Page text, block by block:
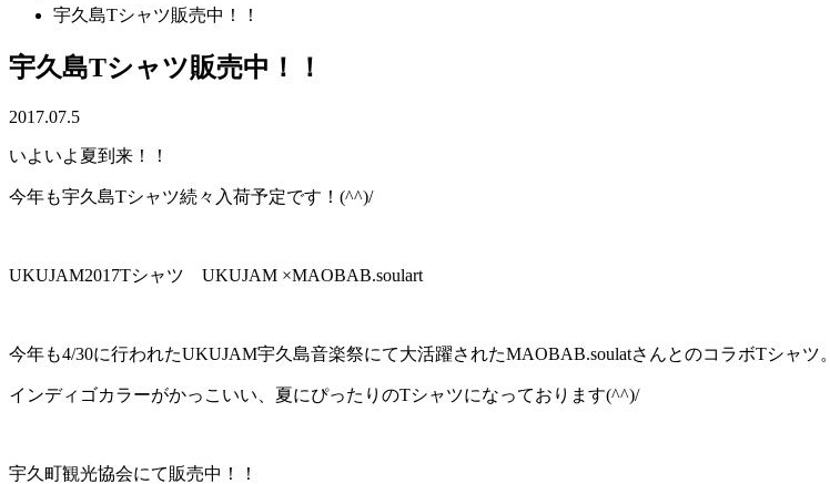
宇久島Tシャツ販売中！！
宇久島Tシャツ販売中！！
2017.07.5
いよいよ夏到来！！
今年も宇久島Tシャツ続々入荷予定です！(^^)/
UKUJAM2017Tシャツ UKUJAM ×MAOBAB.soulart
今年も4/30に行われたUKUJAM宇久島音楽祭にて大活躍されたMAOBAB.soulatさんとのコラボTシャツ。
インディゴカラーがかっこいい、夏にぴったりのTシャツになっております(^^)/
宇久町観光協会にて販売中！！